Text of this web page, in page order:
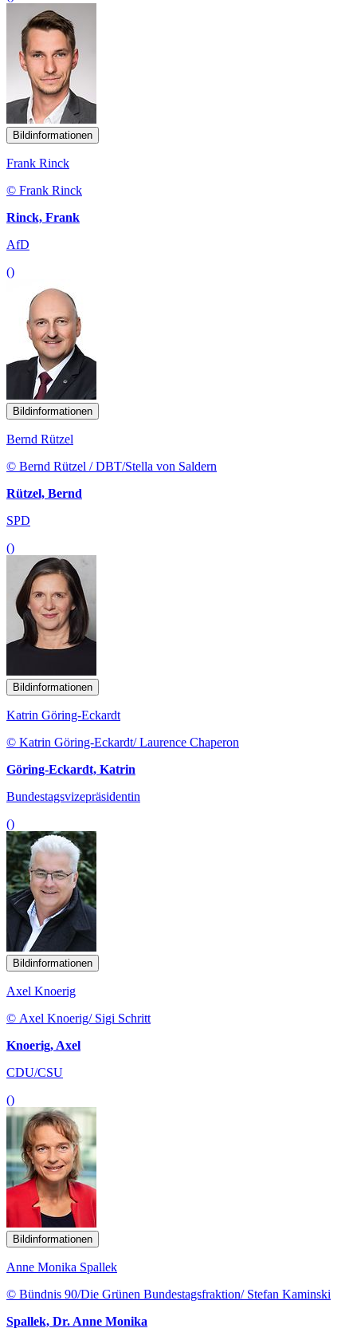
Bildinformationen
Frank Rinck
© Frank Rinck
Rinck, Frank
AfD
()
Bildinformationen
Bernd Rützel
© Bernd Rützel / DBT/Stella von Saldern
Rützel, Bernd
SPD
()
Bildinformationen
Katrin Göring-Eckardt
© Katrin Göring-Eckardt/ Laurence Chaperon
Göring-Eckardt, Katrin
Bundestagsvizepräsidentin
()
Bildinformationen
Axel Knoerig
© Axel Knoerig/ Sigi Schritt
Knoerig, Axel
CDU/CSU
()
Bildinformationen
Anne Monika Spallek
© Bündnis 90/Die Grünen Bundestagsfraktion/ Stefan Kaminski
Spallek, Dr. Anne Monika